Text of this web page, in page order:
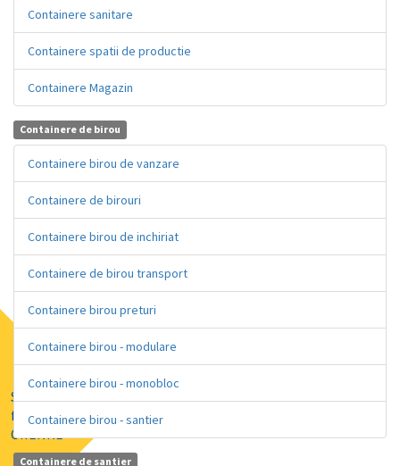
Solutii de
finatare prin
GRENKE
Containere sanitare
Containere spatii de productie
Containere Magazin
Containere de birou
Containere birou de vanzare
Containere de birouri
Containere birou de inchiriat
Containere de birou transport
Containere birou preturi
Containere birou - modulare
Containere birou - monobloc
Containere birou - santier
Containere de santier